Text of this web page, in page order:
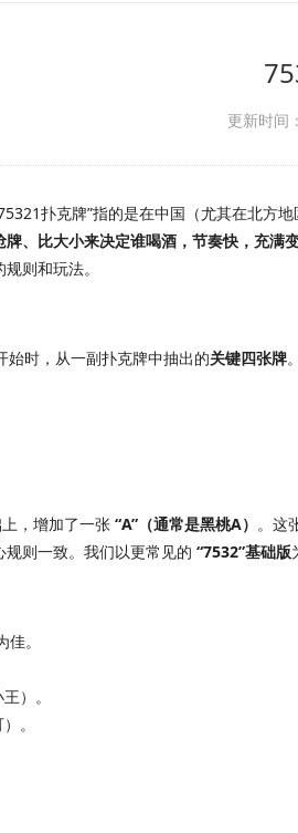
更新时间
扑克牌”指的是在中国（尤其在北方
、比大小来决定谁喝酒，节奏快，充满变
则和玩法。
始时，从一副扑克牌中抽出的关键四张牌
上，增加了一张 “A”（通常是黑桃A） 。这
则一致。我们以更常见的 “7532”基础版
。
）。
。